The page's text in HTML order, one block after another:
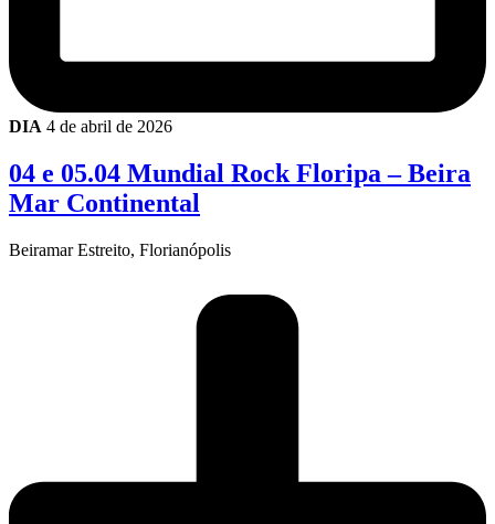
DIA 4 de abril de 2026
04 e 05.04 Mundial Rock Floripa – Beira
Mar Continental
Beiramar Estreito, Florianópolis